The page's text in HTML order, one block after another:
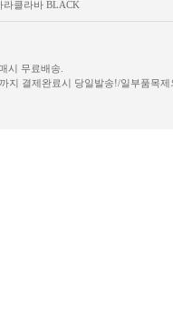
라클라바 BLACK
시 무료배송.
지 결제완료시 당일발송!/일부품목제